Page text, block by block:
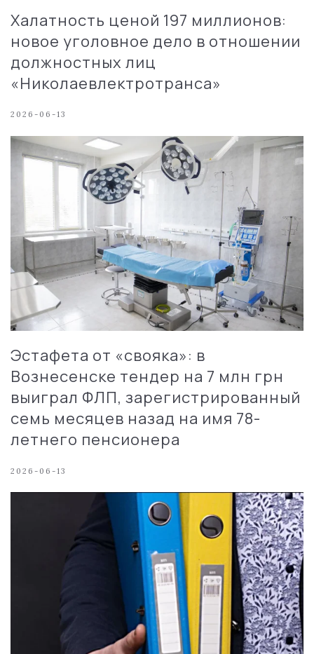
Халатность ценой 197 миллионов:
новое уголовное дело в отношении
должностных лиц
«Николаевлектротранса»
2026-06-13
Эстафета от «свояка»: в
Вознесенске тендер на 7 млн грн
выиграл ФЛП, зарегистрированный
семь месяцев назад на имя 78-
летнего пенсионера
2026-06-13